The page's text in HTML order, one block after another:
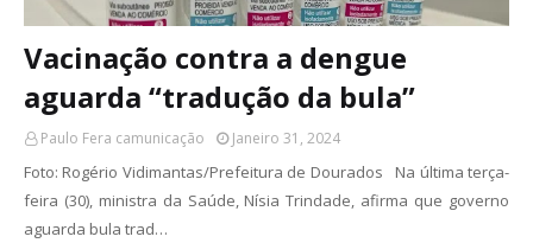
Vacinação contra a dengue
aguarda “tradução da bula”
Paulo Fera camunicação Janeiro 31, 2024
Foto: Rogério Vidimantas/Prefeitura de Dourados Na última terça-
feira (30), ministra da Saúde, Nísia Trindade, afirma que governo
aguarda bula trad…